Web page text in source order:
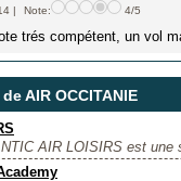
| Note: 4/5
trés compétent, un vol
AIR OCCITANIE
AIR LOISIRS est une